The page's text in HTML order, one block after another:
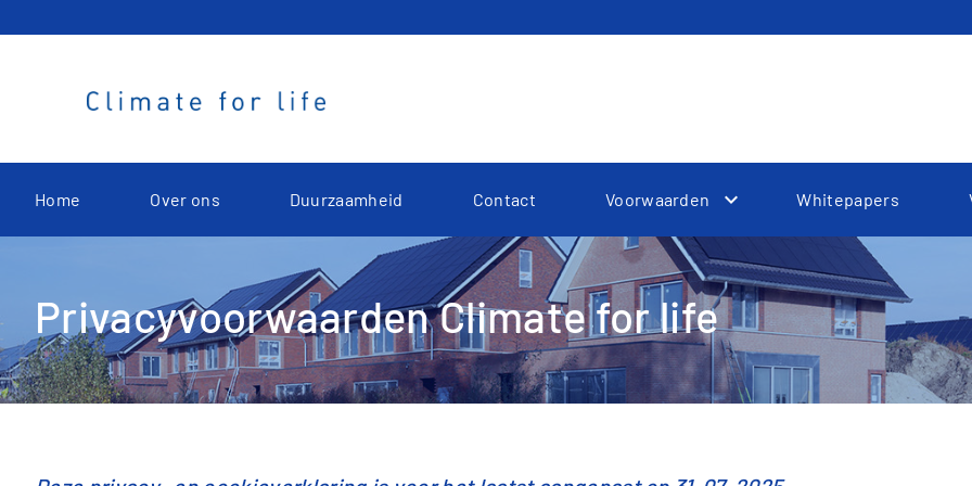
Home Over ons Duurzaamheid Contact
Voorwaarden
Whitepapers
Privacyvoorwaarden Climate for life